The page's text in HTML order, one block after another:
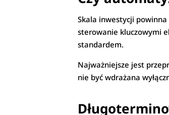
Skala inwestycji
sterowanie kluczowymi
standardem.
Najważniejsze jest
nie być wdrażana